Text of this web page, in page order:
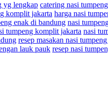
yg lengkap catering nasi
komplit jakarta harga nasi
enak di bandung nasi
tumpeng komplit jakarta nasi
resep masakan nasi
lauk pauk resep nasi